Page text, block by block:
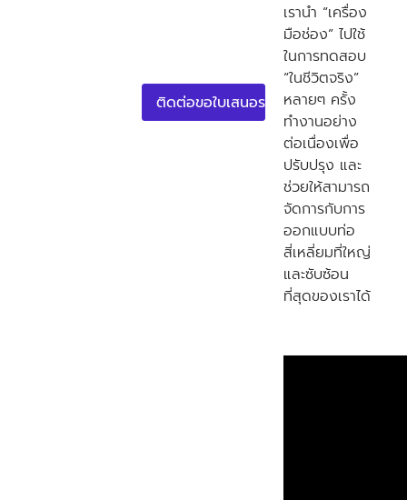
r
ติดต่อขอใบเสนอราคา
เรานำ “เครื่อง
มือช่อง” ไปใช้
ในการทดสอบ
“ในชีวิตจริง”
หลายๆ ครั้ง
ทำงานอย่าง
ต่อเนื่องเพื่อ
ปรับปรุง และ
ช่วยให้สามารถ
จัดการกับการ
ออกแบบท่อ
สี่เหลี่ยมที่ใหญ่
และซับซ้อน
ที่สุดของเราได้